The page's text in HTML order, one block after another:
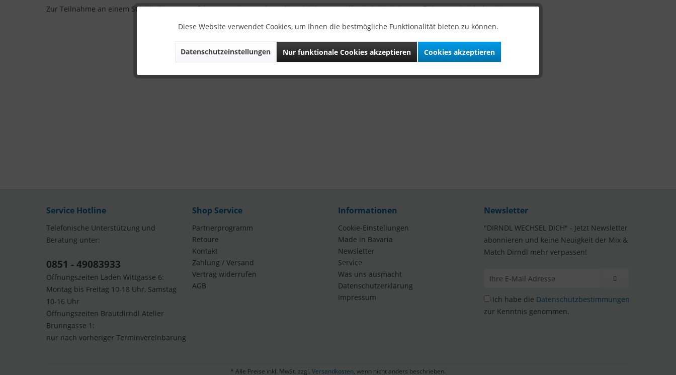
Zur Teilnahme an einem Streitbeilegungsverfahren vor einer Verbraucherschlichtungsstelle sind wir nicht verpflichtet und nicht bereit.
Service Hotline
Telefonische Unterstützung und
Beratung unter:
0851 - 49083933
Öffnungszeiten Laden Wittgasse 6:
Montag bis Freitag 10-18 Uhr, Samstag
10-16 Uhr
Öffnungszeiten Brautdirndl Atelier
Brunngasse 1:
nur nach vorheriger Terminvereinbarung
Shop Service
Partnerprogramm
Retoure
Kontakt
Zahlung / Versand
Vertrag widerrufen
AGB
Informationen
Cookie-Einstellungen
Made in Bavaria
Newsletter
Service
Was uns ausmacht
Datenschutzerklärung
Impressum
Newsletter
"DIRNDL WECHSEL DICH" - Jetzt Newsletter
abonnieren und keine Neuigkeit der Mix &
Match Dirndl mehr verpassen!
Ich habe die Datenschutzbestimmungen
zur Kenntnis genommen.
* Alle Preise inkl. MwSt. zzgl. Versandkosten , wenn nicht anders beschrieben.
Diese Website verwendet Cookies, um Ihnen die bestmögliche Funktionalität bieten zu können.
Datenschutzeinstellungen Nur funktionale Cookies akzeptieren Cookies akzeptieren